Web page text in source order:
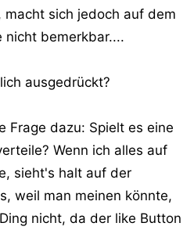
macht sich jedoch auf dem
nicht bemerkbar....
ausgedrückt?
Frage dazu: Spielt es eine
Wenn ich alles auf
sieht's halt auf der
weil man meinen könnte,
nicht, da der like Button